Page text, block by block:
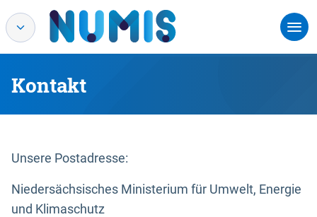
Kontakt
Unsere Postadresse:
Niedersächsisches Ministerium für Umwelt, Energie
und Klimaschutz